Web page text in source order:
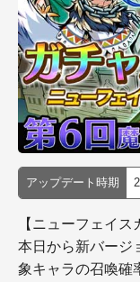
アップデート時期
【ニューフェイス
本日から新バージ
象キャラの召喚確